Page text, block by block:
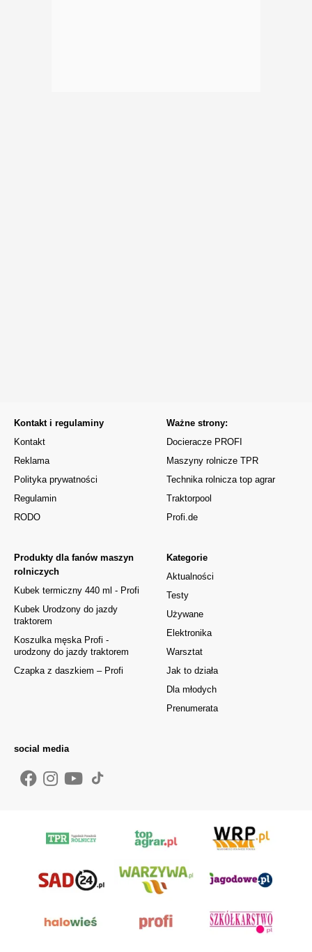
Kontakt i regulaminy
Kontakt
Reklama
Polityka prywatności
Regulamin
RODO
Kategorie
Aktualności
Testy
Używane
Elektronika
Warsztat
Jak to działa
Dla młodych
Prenumerata
Produkty dla fanów maszyn
rolniczych
Kubek termiczny 440 ml - Profi
Kubek Urodzony do jazdy
traktorem
Koszulka męska Profi -
urodzony do jazdy traktorem
Czapka z daszkiem – Profi
Ważne strony:
Docieracze PROFI
Maszyny rolnicze TPR
Technika rolnicza top agrar
Traktorpool
Profi.de
social media